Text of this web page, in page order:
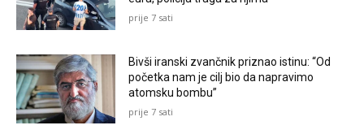
prije 7 sati
Bivši iranski zvančnik priznao istinu: “Od
početka nam je cilj bio da napravimo
atomsku bombu”
prije 7 sati